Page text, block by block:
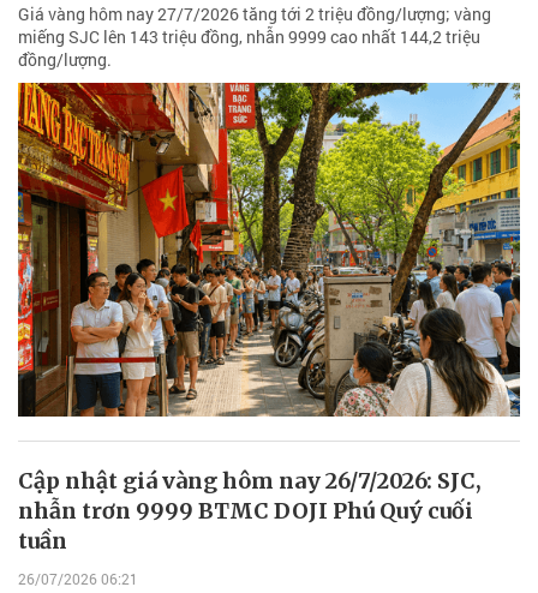
Giá vàng hôm nay 27/7/2026 tăng tới 2 triệu đồng/lượng; vàng
miếng SJC lên 143 triệu đồng, nhẫn 9999 cao nhất 144,2 triệu
đồng/lượng.
Cập nhật giá vàng hôm nay 26/7/2026: SJC,
nhẫn trơn 9999 BTMC DOJI Phú Quý cuối
tuần
26/07/2026 06:21